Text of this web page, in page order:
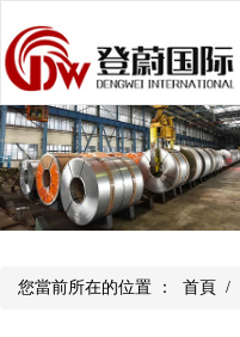
您當前所在的位置 ： 首頁 /